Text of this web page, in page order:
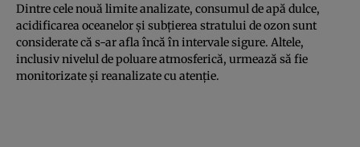
Dintre cele nouă limite analizate, consumul de apă dulce,
acidificarea oceanelor şi subţierea stratului de ozon sunt
considerate că s-ar afla încă în intervale sigure. Altele,
inclusiv nivelul de poluare atmosferică, urmează să fie
monitorizate şi reanalizate cu atenţie.